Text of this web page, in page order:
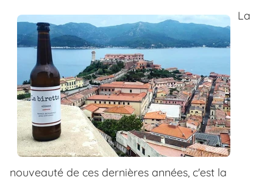
La
nouveauté de ces dernières années, c'est la